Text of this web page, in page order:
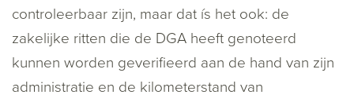
controleerbaar zijn, maar dat ís het ook: de
zakelijke ritten die de DGA heeft genoteerd
kunnen worden geverifieerd aan de hand van zijn
administratie en de kilometerstand van